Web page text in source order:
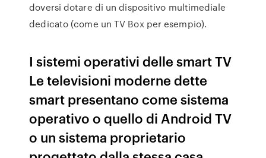
doversi dotare di un dispositivo multimediale
dedicato (come un TV Box per esempio).
I sistemi operativi delle smart TV
Le televisioni moderne dette
smart presentano come sistema
operativo o quello di Android TV
o un sistema proprietario